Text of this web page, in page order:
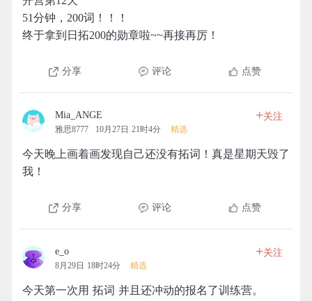
51分钟，200词！！！
终于拿到日拓200的勋章啦~~再接再厉！
分享 评论 点赞
Mia_ANGE
雅思8777 10月27日 21时4分 精选
+关注
今天晚上画着画发现自己还没有拓词！真是星期天毁了
我！
分享 评论 点赞
e_o
8月29日 18时24分 精选
+关注
今天第一次用 拓词 并且还冲动的报名了训练营。